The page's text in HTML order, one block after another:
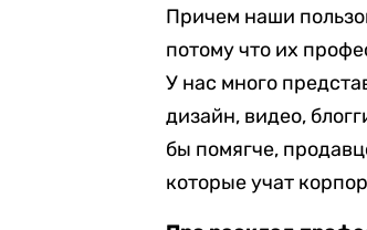
Причем наши
потому что их
У нас много
дизайн, видео,
бы помягче,
которые учат